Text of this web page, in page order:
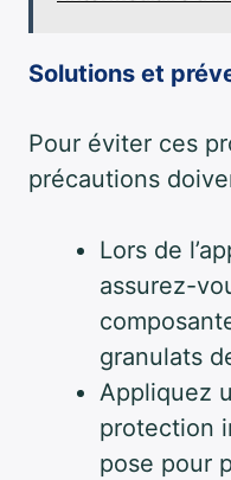
Solutions et
Pour éviter ces
précautions
Lors de
assurez-
granulats
Appliquez
protection
pose pour